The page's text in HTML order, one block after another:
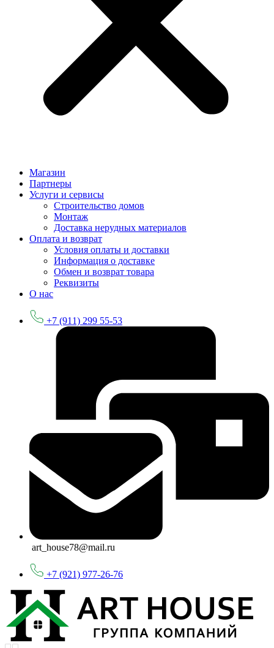
Магазин
Партнеры
Услуги и сервисы
Строительство домов
Монтаж
Доставка нерудных материалов
Оплата и возврат
Условия оплаты и доставки
Информация о доставке
Обмен и возврат товара
Реквизиты
О нас
+7 (911) 299 55-53
art_house78@mail.ru
+7 (921) 977-26-76